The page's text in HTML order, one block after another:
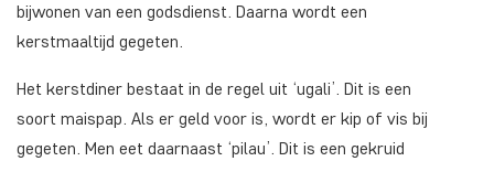
bijwonen van een godsdienst. Daarna wordt een
kerstmaaltijd gegeten.
Het kerstdiner bestaat in de regel uit ‘ugali’. Dit is een
soort maispap. Als er geld voor is, wordt er kip of vis bij
gegeten. Men eet daarnaast ‘pilau’. Dit is een gekruid